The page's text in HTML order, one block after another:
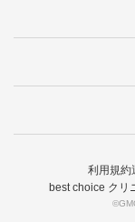
利用規約
best choice クリ